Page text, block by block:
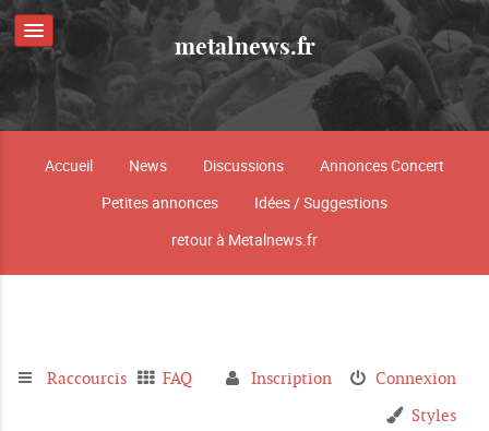
metalnews.fr
Accueil News Discussions
Annonces Concert
Petites annonces
Idées / Suggestions
retour à Metalnews.fr
Raccourcis FAQ Connexion
Inscription
Styles